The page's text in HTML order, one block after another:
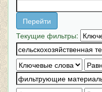
Текущие фильтры: